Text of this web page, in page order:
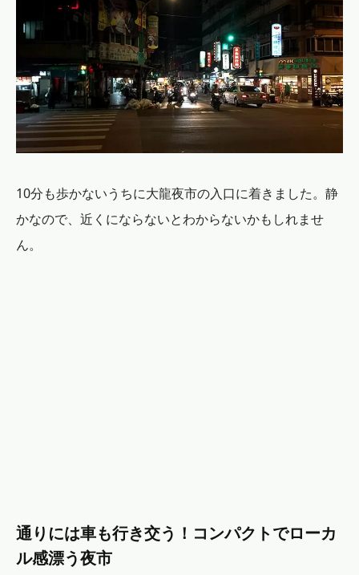
10分も歩かないうちに大龍夜市の入口に着きました。静
かなので、近くにならないとわからないかもしれませ
ん。
通りには車も行き交う！コンパクトでローカ
ル感漂う夜市